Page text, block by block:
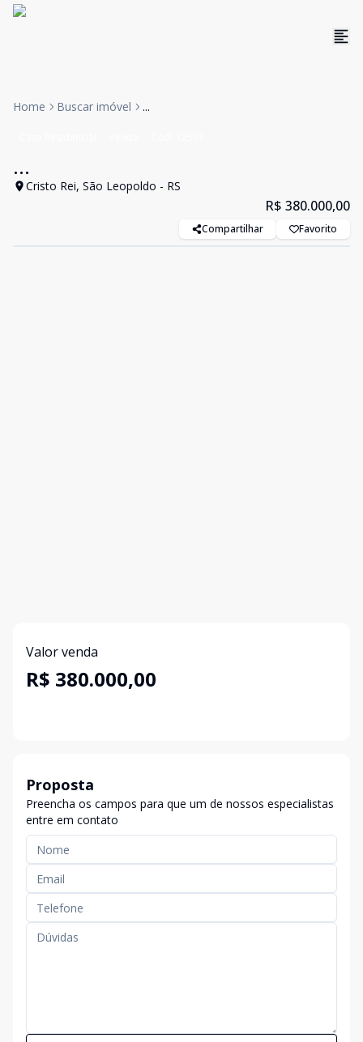
Home Buscar imóvel ...
...
Cristo Rei, São Leopoldo - RS
R$ 380.000,00
Compartilhar Favorito
Valor venda
R$ 380.000,00
Proposta
Preencha os campos para que um de nossos especialistas
entre em contato